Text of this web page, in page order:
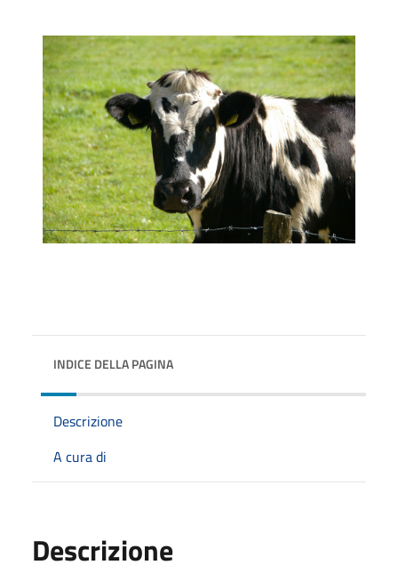
INDICE DELLA PAGINA
Descrizione
A cura di
Descrizione